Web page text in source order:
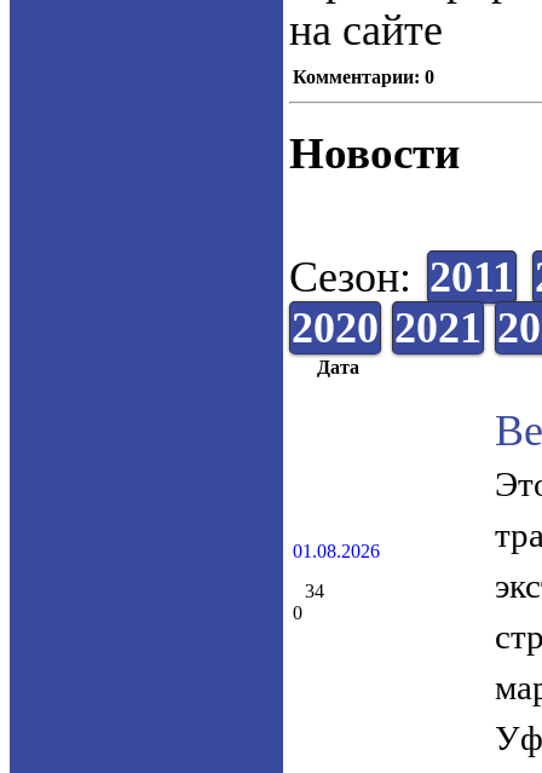
на сайте
Комментарии: 0
Новости
Сезон: 2011
2020 2021
Дата
01.08.2026
34
0